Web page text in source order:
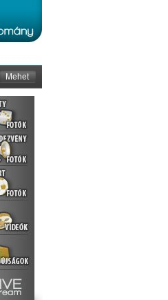
Mehet
EFOTT
Dátum: